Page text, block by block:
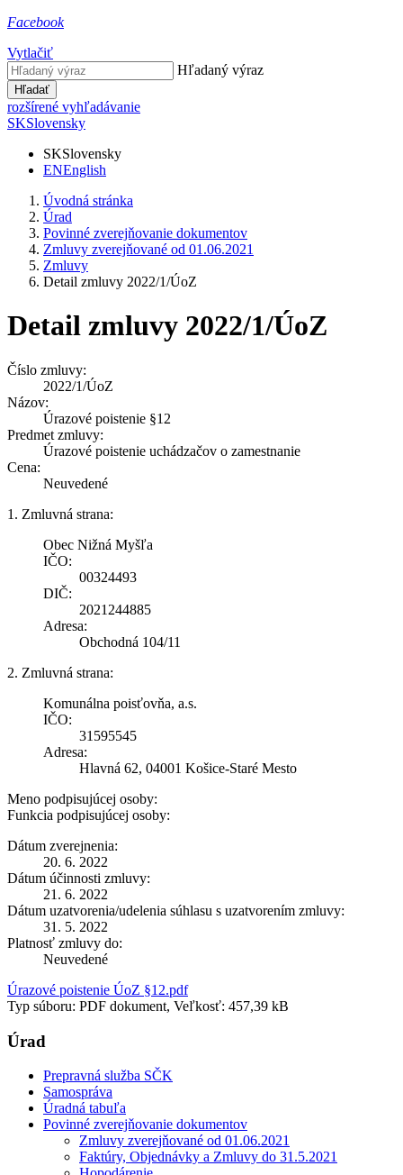
Facebook
Vytlačiť
Hľadaný výraz
Hľadať
rozšírené vyhľadávanie
SKSlovensky
SKSlovensky
ENEnglish
Úvodná stránka
Úrad
Povinné zverejňovanie dokumentov
Zmluvy zverejňované od 01.06.2021
Zmluvy
Detail zmluvy 2022/1/ÚoZ
Detail zmluvy 2022/1/ÚoZ
Číslo zmluvy:
2022/1/ÚoZ
Názov:
Úrazové poistenie §12
Predmet zmluvy:
Úrazové poistenie uchádzačov o zamestnanie
Cena:
Neuvedené
1. Zmluvná strana:
Obec Nižná Myšľa
IČO:
00324493
DIČ:
2021244885
Adresa:
Obchodná 104/11
2. Zmluvná strana:
Komunálna poisťovňa, a.s.
IČO:
31595545
Adresa:
Hlavná 62, 04001 Košice-Staré Mesto
Meno podpisujúcej osoby:
Funkcia podpisujúcej osoby:
Dátum zverejnenia:
20. 6. 2022
Dátum účinnosti zmluvy:
21. 6. 2022
Dátum uzatvorenia/udelenia súhlasu s uzatvorením zmluvy:
31. 5. 2022
Platnosť zmluvy do:
Neuvedené
Úrazové poistenie ÚoZ §12.pdf
Typ súboru: PDF dokument, Veľkosť: 457,39 kB
Úrad
Prepravná služba SČK
Samospráva
Úradná tabuľa
Povinné zverejňovanie dokumentov
Zmluvy zverejňované od 01.06.2021
Faktúry, Objednávky a Zmluvy do 31.5.2021